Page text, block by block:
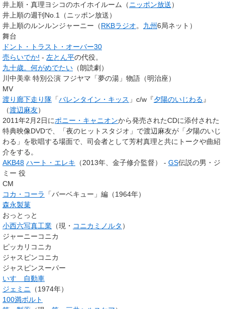
井上順・真理ヨシコのホイホイルーム（ニッポン放送）
井上順の週刊No.1（ニッポン放送）
井上順のルンルンジャーニー（RKBラジオ。 九州6局ネット）
舞台
ドント・トラスト・オーバー30
売らいでか! - 左とん平の代役。
九十歳。何がめでたい （朗読劇）
川中美幸 特別公演 フジヤマ「夢の湯」物語（明治座）
MV
渡り廊下走り隊 「バレンタイン・キッス 」c/w『夕陽のいじわる 』
（渡辺麻友）
2011年2月2日にポニー・キャニオンから発売されたCDに添付された
特典映像DVDで、「夜のヒットスタジオ」で渡辺麻友が「夕陽のいじ
わる」を歌唱する場面で、司会者として芳村真理と共にトークや曲紹
介をする。
AKB48 ハート・エレキ （2013年、金子修介監督） - GS伝説の男・ジ
ミー 役
CM
コカ・コーラ
「バーベキュー」編（1964年）
森永製菓
おっとっと
小西六写真工業 （現・ コニカミノルタ ）
ジャーニーコニカ
ピッカリコニカ
ジャスピンコニカ
ジャスピンスーパー
いすゞ自動車
ジェミニ
（1974年）
100満ボルト